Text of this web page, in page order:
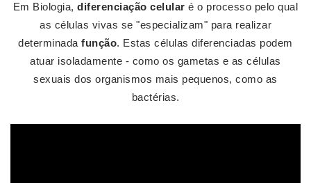
Em Biologia,diferenciação celular é o processo pelo qual
as células vivas se "especializam" para realizar
determinadafunção. Estas células diferenciadas podem
atuar isoladamente - como os gametas e as células
sexuais dos organismos mais pequenos, como as
bactérias.